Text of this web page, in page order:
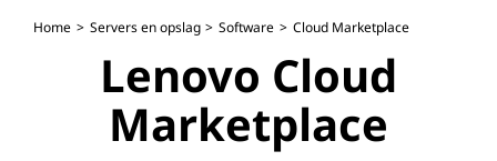
Home Servers en opslag Software Cloud Marketplace
Lenovo Cloud
Marketplace